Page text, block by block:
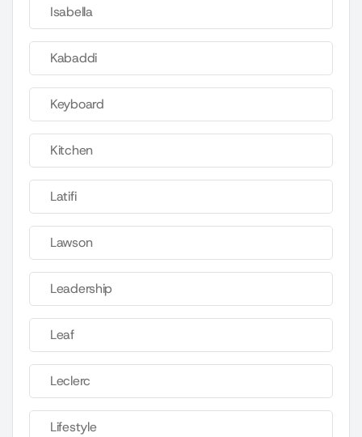
Isabella
Kabaddi
Keyboard
Kitchen
Latifi
Lawson
Leadership
Leaf
Leclerc
Lifestyle